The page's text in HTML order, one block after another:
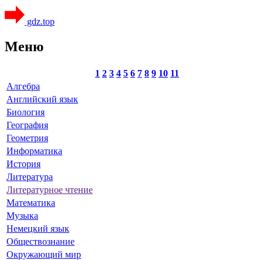
gdz.top
Меню
1 2 3 4 5 6 7 8 9 10 11
Алгебра
Английский язык
Биология
География
Геометрия
Информатика
История
Литература
Литературное чтение
Математика
Музыка
Немецкий язык
Обществознание
Окружающий мир